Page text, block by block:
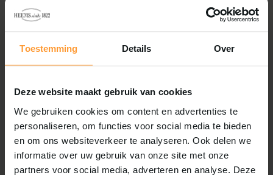
Toestemming Details Over
Deze website maakt gebruik van cookies
We gebruiken cookies om content en advertenties te
personaliseren, om functies voor social media te bieden
en om ons websiteverkeer te analyseren. Ook delen we
informatie over uw gebruik van onze site met onze
partners voor social media, adverteren en analyse. Deze